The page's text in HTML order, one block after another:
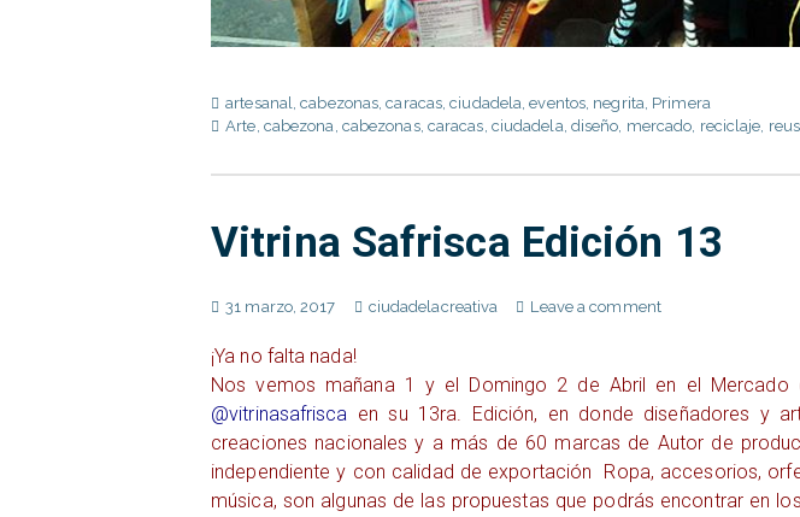
artesanal ,cabezonas ,caracas ,ciudadela ,eventos negrita Primera
Arte cabezona cabezonas, caracas ciudadela diseño mercado reciclaje
Vitrina Safrisca Edición 13
31 marzo, 2017 ciudadelacreativa Leave a comment
¡Ya no falta nada!
Nos vemos mañana 1 y el Domingo 2 de Abril en el Mercado
@vitrinasafrisca en su 13ra. Edición, en donde diseñadores y
creaciones nacionales y a más de 60 marcas de Autor de
independiente y con calidad de exportación Ropa, accesorios,
música, son algunas de las propuestas que podrás encontrar en